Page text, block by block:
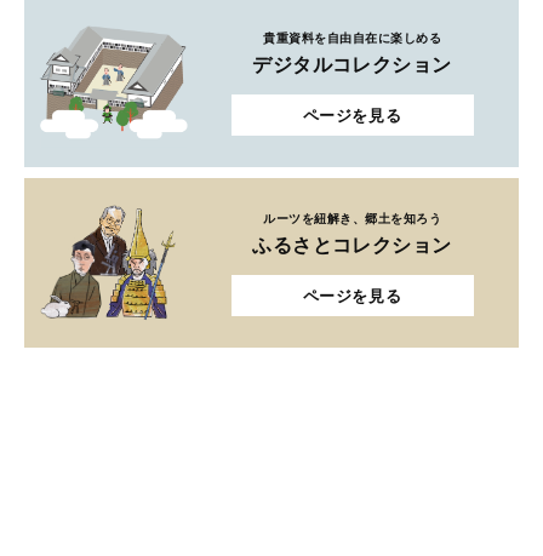
貴重資料を自由自在に楽しめる
デジタルコレクション
ページを見る
ルーツを紐解き、郷土を知ろう
ふるさとコレクション
ページを見る